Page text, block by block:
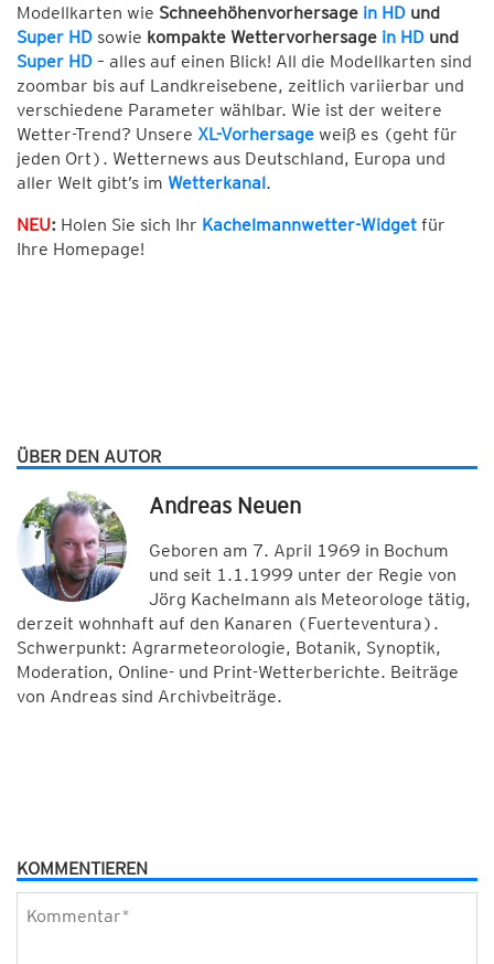
Modellkarten wie Schneehöhenvorhersage in HD und
Super HD sowie kompakte Wettervorhersage in HD und
Super HD – alles auf einen Blick! All die Modellkarten sind
zoombar bis auf Landkreisebene, zeitlich variierbar und
verschiedene Parameter wählbar. Wie ist der weitere
Wetter-Trend? Unsere XL-Vorhersage weiß es (geht für
jeden Ort). Wetternews aus Deutschland, Europa und
aller Welt gibt’s im Wetterkanal.
NEU: Holen Sie sich Ihr Kachelmannwetter-Widget für
Ihre Homepage!
ÜBER DEN AUTOR
Andreas Neuen
Geboren am 7. April 1969 in Bochum
und seit 1.1.1999 unter der Regie von
Jörg Kachelmann als Meteorologe tätig,
derzeit wohnhaft auf den Kanaren (Fuerteventura).
Schwerpunkt: Agrarmeteorologie, Botanik, Synoptik,
Moderation, Online- und Print-Wetterberichte. Beiträge
von Andreas sind Archivbeiträge.
KOMMENTIEREN